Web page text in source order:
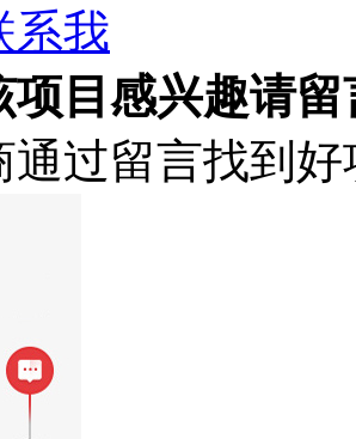
系我
项目感兴趣请留
通过留言找到